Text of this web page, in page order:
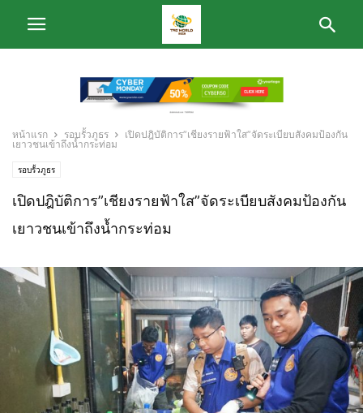
หน้าแรก รอบรั้วภูธร
เปิดปฎิบัติการ”เชียงรายฟ้าใส”จัดระเบียบสังคมป้องกัน
เยาวชนเข้าถึงน้ำกระท่อม
รอบรั้วภูธร
เปิดปฎิบัติการ”เชียงรายฟ้าใส”จัดระเบียบสังคมป้องกัน
เยาวชนเข้าถึงน้ำกระท่อม